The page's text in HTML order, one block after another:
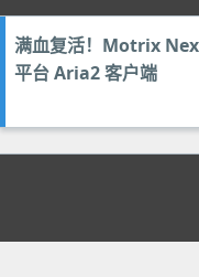
满血复活！Motrix
平台 Aria2 客户端